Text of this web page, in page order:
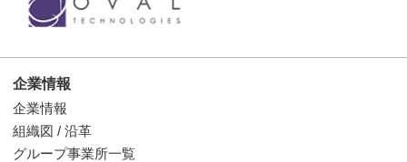
企業情報
企業情報
組織図 / 沿革
グループ事業所一覧